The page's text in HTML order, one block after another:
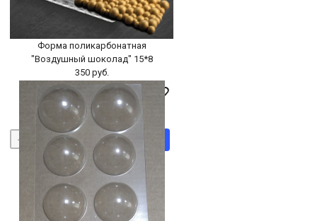
Форма поликарбонатная
"Воздушный шоколад" 15*8
350 руб.
БЫСТРЫЙ ПРОСМОТР
- + В КОРЗИНУ